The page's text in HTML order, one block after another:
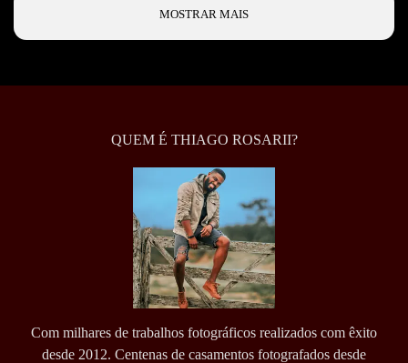
MOSTRAR MAIS
QUEM É THIAGO ROSARII?
Com milhares de trabalhos fotográficos realizados com êxito
desde 2012. Centenas de casamentos fotografados desde